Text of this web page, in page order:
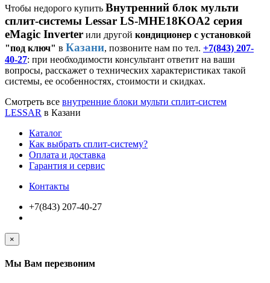
Чтобы недорого купить Внутренний блок мульти
сплит-системы Lessar LS-MHE18KOA2 серия
eMagic Inverter или другой кондиционер с установкой
"под ключ" в Казани, позвоните нам по тел. +7(843) 207-
40-27: при необходимости консультант ответит на ваши
вопросы, расскажет о технических характеристиках такой
системы, ее особенностях, стоимости и скидках.
Смотреть все внутренние блоки мульти сплит-систем
LESSAR в Казани
Каталог
Как выбрать сплит-систему?
Оплата и доставка
Гарантия и сервис
Контакты
+7(843) 207-40-27
×
Мы Вам перезвоним